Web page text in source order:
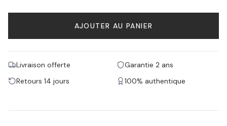
AJOUTER AU PANIER
Livraison offerte
Garantie 2 ans
Retours 14 jours
100% authentique